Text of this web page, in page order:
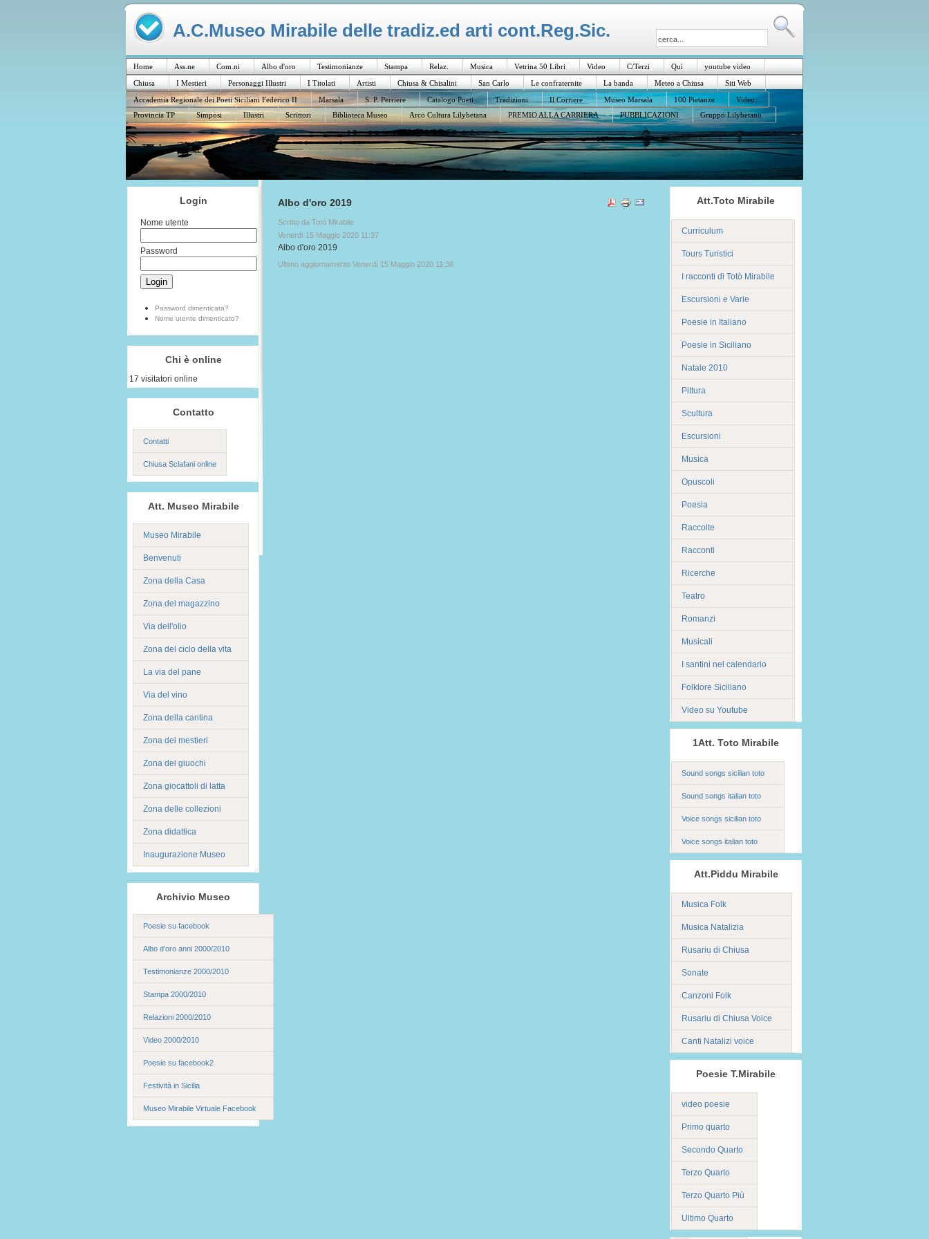
A.C.Museo Mirabile delle tradiz.ed arti cont.Reg.Sic.
Home Ass.ne Com.ni Albo d'oro Testimonianze Stampa Relaz. Musica Vetrina 50 Libri Video C/Terzi Quì
youtube video
Chiusa
I Mestieri Personaggi Illustri I Titolati Artisti Chiusa & Chisalini San Carlo Le confraternite La banda Meteo a Chiusa
Siti Web
Accademia Regionale dei Poeti Siciliani Federico II
Marsala S. P. Perriere Catalogo Poeti Tradizioni Il Corriere Museo Marsala 100 Pietanze
Video
Provincia TP
Simposi Illustri Scrittori Biblioteca Museo Arco Cultura Lilybetana PREMIO ALLA CARRIERA PUBBLICAZIONI Gruppo Lilybetano
Login
Nome utente
Password
Password dimenticata?
Nome utente dimenticato?
Chi è online
17 visitatori online
Contatto
Contatti
Chiusa Sclafani online
Att. Museo Mirabile
Museo Mirabile
Benvenuti
Zona della Casa
Zona del magazzino
Via dell'olio
Zona del ciclo della vita
La via del pane
Via del vino
Zona della cantina
Zona dei mestieri
Zona dei giuochi
Zona giocattoli di latta
Zona delle collezioni
Zona didattica
Inaugurazione Museo
Archivio Museo
Poesie su facebook
Albo d'oro anni 2000/2010
Testimonianze 2000/2010
Stampa 2000/2010
Relazioni 2000/2010
Video 2000/2010
Poesie su facebook2
Festività in Sicilia
Museo Mirabile Virtuale Facebook
Albo d'oro 2019
Scritto da Totò Mirabile
Venerdì 15 Maggio 2020 11:37
Albo d'oro 2019
Ultimo aggiornamento Venerdì 15 Maggio 2020 11:38
Att.Toto Mirabile
Curriculum
Tours Turistici
I racconti di Totò Mirabile
Escursioni e Varie
Poesie in Italiano
Poesie in Siciliano
Natale 2010
Pittura
Scultura
Escursioni
Musica
Opuscoli
Poesia
Raccolte
Racconti
Ricerche
Teatro
Romanzi
Musicali
I santini nel calendario
Folklore Siciliano
Video su Youtube
1Att. Toto Mirabile
Sound songs sicilian toto
Sound songs italian toto
Voice songs sicilian toto
Voice songs italian toto
Att.Piddu Mirabile
Musica Folk
Musica Natalizia
Rusariu di Chiusa
Sonate
Canzoni Folk
Rusariu di Chiusa Voice
Canti Natalizi voice
Poesie T.Mirabile
video poesie
Primo quarto
Secondo Quarto
Terzo Quarto
Terzo Quarto Più
Ultimo Quarto